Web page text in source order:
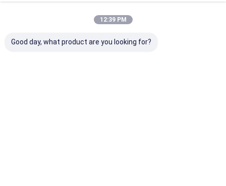
Shenzhen LuoX Electric Co., Ltd. All Rights Reserved. Developed by
ECER
12:39 PM
Good day, what product are you looking for?